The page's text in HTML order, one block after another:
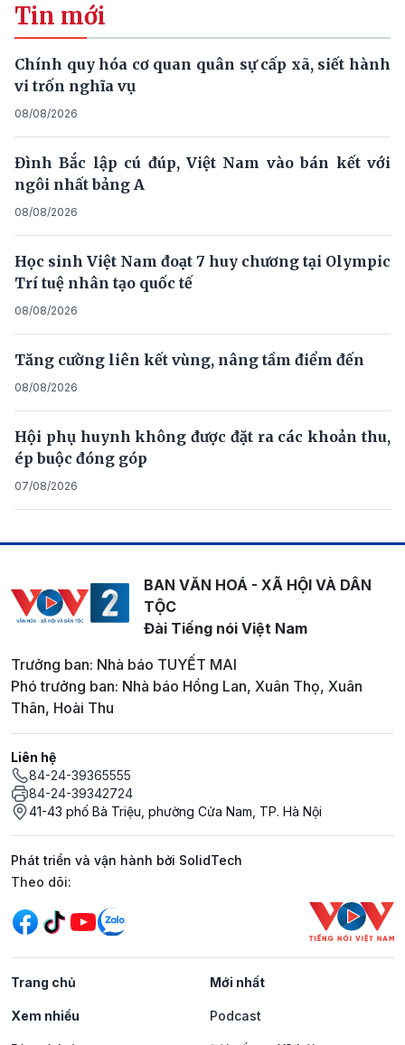
Tin mới
Chính quy hóa cơ quan quân sự cấp xã, siết hành
vi trốn nghĩa vụ
08/08/2026
Đình Bắc lập cú đúp, Việt Nam vào bán kết với
ngôi nhất bảng A
08/08/2026
Học sinh Việt Nam đoạt 7 huy chương tại Olympic
Trí tuệ nhân tạo quốc tế
08/08/2026
Tăng cường liên kết vùng, nâng tầm điểm đến
08/08/2026
Hội phụ huynh không được đặt ra các khoản thu,
ép buộc đóng góp
07/08/2026
BAN VĂN HOÁ - XÃ HỘI VÀ DÂN
TỘC
Đài Tiếng nói Việt Nam
Trưởng ban: Nhà báo TUYẾT MAI
Phó trưởng ban: Nhà báo Hồng Lan, Xuân Thọ, Xuân
Thân, Hoài Thu
Liên hệ
84-24-39365555
84-24-39342724
41-43 phố Bà Triệu, phường Cửa Nam, TP. Hà Nội
Phát triển và vận hành bởi SolidTech
Mạng xã hội
Theo dõi:
Trang chủ Mới nhất
Xem nhiều Podcast